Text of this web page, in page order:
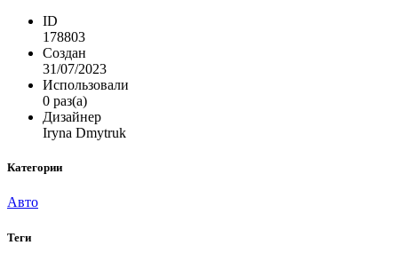
ID
178803
Создан
31/07/2023
Использовали
0 раз(а)
Дизайнер
Iryna Dmytruk
Категории
Авто
Теги